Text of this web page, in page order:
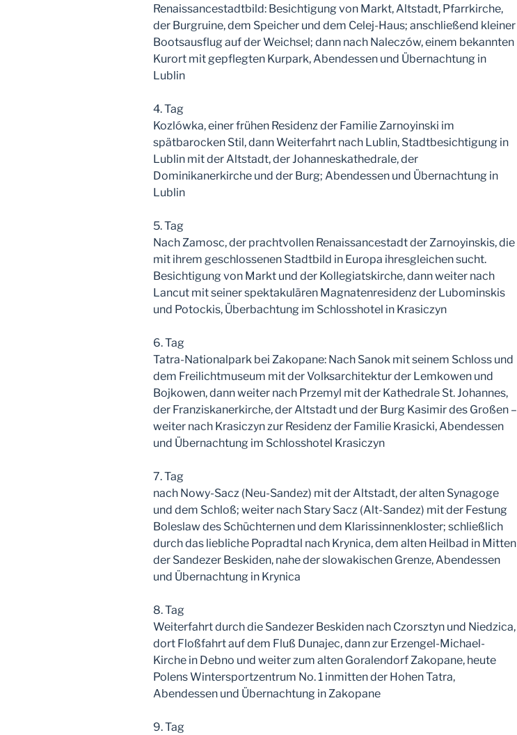
Renaissancestadtbild: Besichtigung von Markt, Altstadt, Pfarrkirche,
der Burgruine, dem Speicher und dem Celej-Haus; anschließend kleiner
Bootsausflug auf der Weichsel; dann nach Naleczów, einem bekannten
Kurort mit gepflegten Kurpark, Abendessen und Übernachtung in
Lublin
4. Tag
Kozlówka, einer frühen Residenz der Familie Zarnoyinski im
spätbarocken Stil, dann Weiterfahrt nach Lublin, Stadtbesichtigung in
Lublin mit der Altstadt, der Johanneskathedrale, der
Dominikanerkirche und der Burg; Abendessen und Übernachtung in
Lublin
5. Tag
Nach Zamosc, der prachtvollen Renaissancestadt der Zarnoyinskis, die
mit ihrem geschlossenen Stadtbild in Europa ihresgleichen sucht.
Besichtigung von Markt und der Kollegiatskirche, dann weiter nach
Lancut mit seiner spektakulären Magnatenresidenz der Lubominskis
und Potockis, Überbachtung im Schlosshotel in Krasiczyn
6. Tag
Tatra-Nationalpark bei Zakopane: Nach Sanok mit seinem Schloss und
dem Freilichtmuseum mit der Volksarchitektur der Lemkowen und
Bojkowen, dann weiter nach Przemyl mit der Kathedrale St. Johannes,
der Franziskanerkirche, der Altstadt und der Burg Kasimir des Großen –
weiter nach Krasiczyn zur Residenz der Familie Krasicki, Abendessen
und Übernachtung im Schlosshotel Krasiczyn
7. Tag
nach Nowy-Sacz (Neu-Sandez) mit der Altstadt, der alten Synagoge
und dem Schloß; weiter nach Stary Sacz (Alt-Sandez) mit der Festung
Boleslaw des Schüchternen und dem Klarissinnenkloster; schließlich
durch das liebliche Popradtal nach Krynica, dem alten Heilbad in Mitten
der Sandezer Beskiden, nahe der slowakischen Grenze, Abendessen
und Übernachtung in Krynica
8. Tag
Weiterfahrt durch die Sandezer Beskiden nach Czorsztyn und Niedzica,
dort Floßfahrt auf dem Fluß Dunajec, dann zur Erzengel-Michael-
Kirche in Debno und weiter zum alten Goralendorf Zakopane, heute
Polens Wintersportzentrum No. 1 inmitten der Hohen Tatra,
Abendessen und Übernachtung in Zakopane
9. Tag